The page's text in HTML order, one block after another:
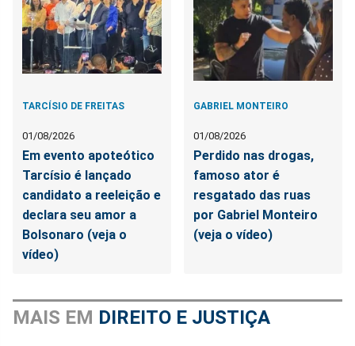
TARCÍSIO DE FREITAS
01/08/2026
Em evento apoteótico
Tarcísio é lançado
candidato a reeleição e
declara seu amor a
Bolsonaro (veja o
vídeo)
GABRIEL MONTEIRO
01/08/2026
Perdido nas drogas,
famoso ator é
resgatado das ruas
por Gabriel Monteiro
(veja o vídeo)
MAIS EM DIREITO E JUSTIÇA